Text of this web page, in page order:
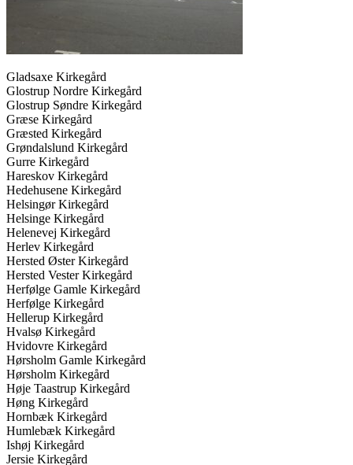
Gladsaxe Kirkegård
Glostrup Nordre Kirkegård
Glostrup Søndre Kirkegård
Græse Kirkegård
Græsted Kirkegård
Grøndalslund Kirkegård
Gurre Kirkegård
Hareskov Kirkegård
Hedehusene Kirkegård
Helsingør Kirkegård
Helsinge Kirkegård
Helenevej Kirkegård
Herlev Kirkegård
Hersted Øster Kirkegård
Hersted Vester Kirkegård
Herfølge Gamle Kirkegård
Herfølge Kirkegård
Hellerup Kirkegård
Hvalsø Kirkegård
Hvidovre Kirkegård
Hørsholm Gamle Kirkegård
Hørsholm Kirkegård
Høje Taastrup Kirkegård
Høng Kirkegård
Hornbæk Kirkegård
Humlebæk Kirkegård
Ishøj Kirkegård
Jersie Kirkegård